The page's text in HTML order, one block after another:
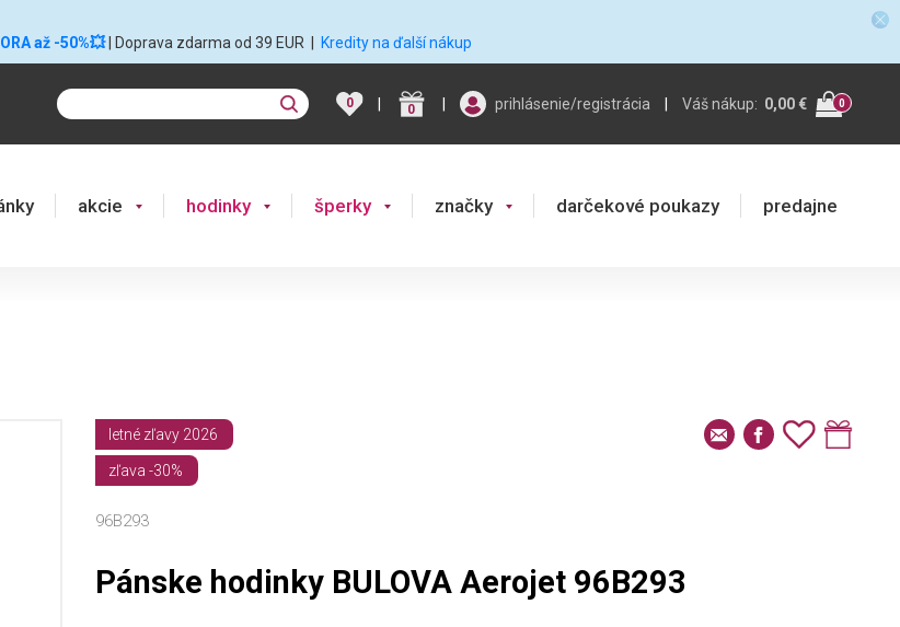
až -50%💥 | Doprava zdarma od 39 EUR Kredity na ďalší nákup
0 | 0 | prihlásenie/registrácia | Váš nákup: 0,00 € 0
akcie hodinky šperky značky darčekové poukazy predajne
letné zľavy 2026
zľava -30%
96B293
Pánske hodinky BULOVA Aerojet 96B293